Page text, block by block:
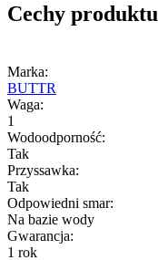
Cechy produktu
Marka:
BUTTR
Waga:
1
Wodoodporność:
Tak
Przyssawka:
Tak
Odpowiedni smar:
Na bazie wody
Gwarancja:
1 rok